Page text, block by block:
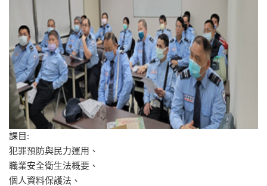
課目:
犯罪預防與民力運用、
職業安全衛生法概要、
個人資料保護法、